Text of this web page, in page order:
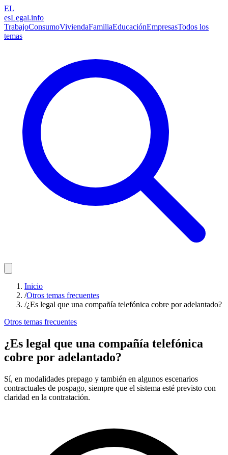
EL
esLegal.info
TrabajoConsumoViviendaFamiliaEducaciónEmpresasTodos los
temas
Inicio
/Otros temas frecuentes
/¿Es legal que una compañía telefónica cobre por adelantado?
Otros temas frecuentes
¿Es legal que una compañía telefónica
cobre por adelantado?
Sí, en modalidades prepago y también en algunos escenarios
contractuales de pospago, siempre que el sistema esté previsto con
claridad en la contratación.